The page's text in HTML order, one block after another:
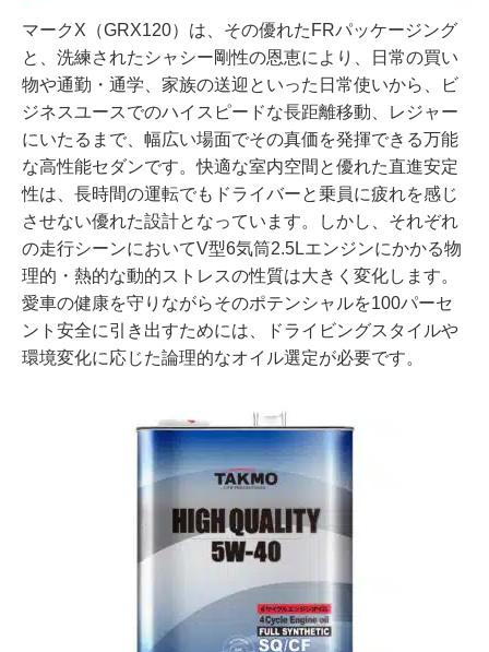
マークX（GRX120）は、その優れたFRパッケージング
と、洗練されたシャシー剛性の恩恵により、日常の買い
物や通勤・通学、家族の送迎といった日常使いから、ビ
ジネスユースでのハイスピードな長距離移動、レジャー
にいたるまで、幅広い場面でその真価を発揮できる万能
な高性能セダンです。快適な室内空間と優れた直進安定
性は、長時間の運転でもドライバーと乗員に疲れを感じ
させない優れた設計となっています。しかし、それぞれ
の走行シーンにおいてV型6気筒2.5Lエンジンにかかる物
理的・熱的な動的ストレスの性質は大きく変化します。
愛車の健康を守りながらそのポテンシャルを100パーセ
ント安全に引き出すためには、ドライビングスタイルや
環境変化に応じた論理的なオイル選定が必要です。